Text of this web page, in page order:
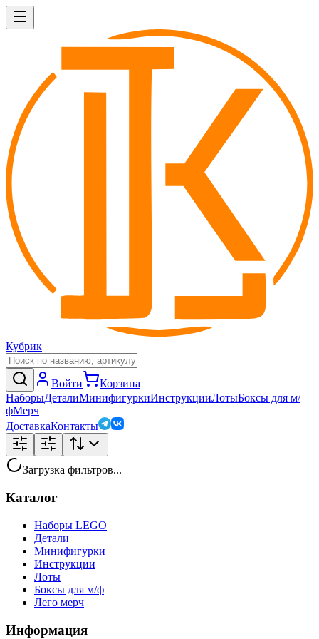
Кубрик
Войти
Корзина
НаборыДеталиМинифигуркиИнструкцииЛотыБоксы для м/
фМерч
ДоставкаКонтакты
Загрузка фильтров...
Каталог
Наборы LEGO
Детали
Минифигурки
Инструкции
Лоты
Боксы для м/ф
Лего мерч
Информация